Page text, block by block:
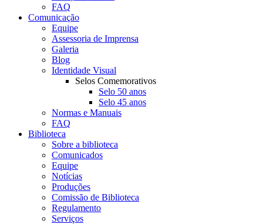
FAQ
Comunicação
Equipe
Assessoria de Imprensa
Galeria
Blog
Identidade Visual
Selos Comemorativos
Selo 50 anos
Selo 45 anos
Normas e Manuais
FAQ
Biblioteca
Sobre a biblioteca
Comunicados
Equipe
Notícias
Produções
Comissão de Biblioteca
Regulamento
Serviços